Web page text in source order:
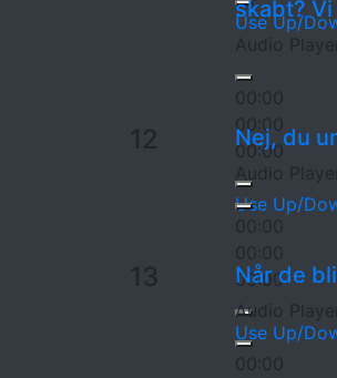
Use Up/
skabt?
Audio Player
00:00
00:00
00:00
Use Up/
12 Nej, du
Audio Player
00:00
00:00
00:00
Use Up/
13 Når de
Audio Player
00:00